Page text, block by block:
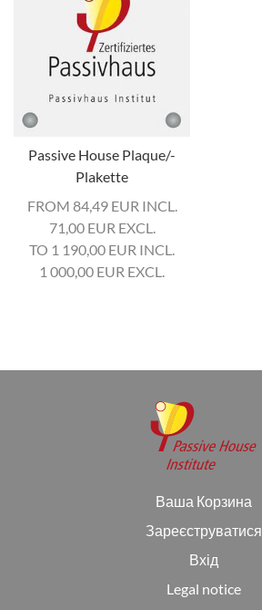
Passive House Plaque/-
Plakette
FROM 84,49 EUR INCL.
71,00 EUR EXCL.
TO 1 190,00 EUR INCL.
1 000,00 EUR EXCL.
Ваша Корзина
Зареєструватися
Вхід
Legal notice